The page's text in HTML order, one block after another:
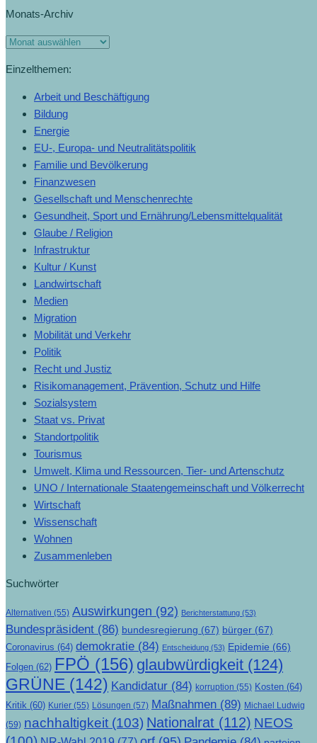
Monats-Archiv
Monats-
Einzelthemen:
Arbeit und Beschäftigung
Bildung
Energie
EU-, Europa- und Neutralitätspolitik
Familie und Bevölkerung
Finanzwesen
Gesellschaft und Menschenrechte
Gesundheit, Sport und Ernährung/Lebensmittelqualität
Glaube / Religion
Infrastruktur
Kultur / Kunst
Landwirtschaft
Medien
Migration
Mobilität und Verkehr
Politik
Recht und Justiz
Risikomanagement, Prävention, Schutz und Hilfe
Sozialsystem
Staat vs. Privat
Standortpolitik
Tourismus
Umwelt, Klima und Ressourcen, Tier- und Artenschutz
UNO / Internationale Staatengemeinschaft und Völkerrecht
Wirtschaft
Wissenschaft
Wohnen
Zusammenleben
Suchwörter
Alternativen (55) Auswirkungen (92) Berichterstattung (53)
Bundespräsident (86) bundesregierung (67) bürger (67)
Coronavirus (64) demokratie (84) Entscheidung (53) Epidemie (66)
Folgen (62) FPÖ (156) glaubwürdigkeit (124)
GRÜNE (142) Kandidatur (84) korruption (55) Kosten (64)
Kritik (60) Kurier (55) Lösungen (57) Maßnahmen (89) Michael Ludwig
(59) nachhaltigkeit (103) Nationalrat (112) NEOS